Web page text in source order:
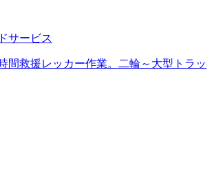
サービス
間救援レッカー作業。二輪～大型トラッ